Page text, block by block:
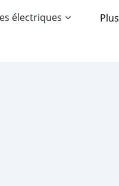
électriques Plus